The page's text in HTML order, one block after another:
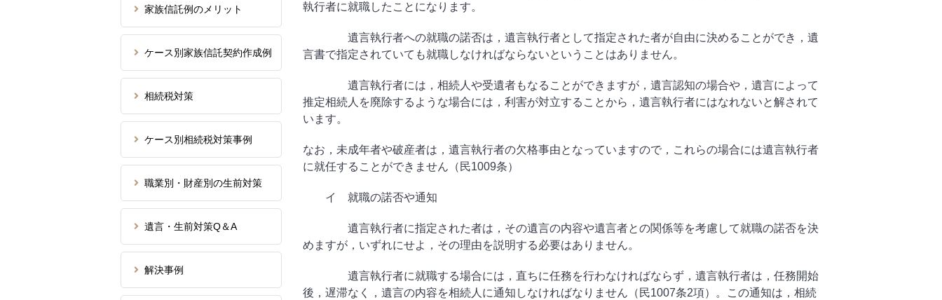
執行者に就職したことになります。
遺言執行者への就職の諾否は，遺言執行者として指定された者が自由に決めることができ，遺
言書で指定されていても就職しなければならないということはありません。
遺言執行者には，相続人や受遺者もなることができますが，遺言認知の場合や，遺言によって
推定相続人を廃除するような場合には，利害が対立することから，遺言執行者にはなれないと解されて
います。
なお，未成年者や破産者は，遺言執行者の欠格事由となっていますので，これらの場合には遺言執行者
に就任することができません（民1009条）
イ 就職の諾否や通知
遺言執行者に指定された者は，その遺言の内容や遺言者との関係等を考慮して就職の諾否を決
めますが，いずれにせよ，その理由を説明する必要はありません。
遺言執行者に就職する場合には，直ちに任務を行わなければならず，遺言執行者は，任務開始
後，遅滞なく，遺言の内容を相続人に通知しなければなりません（民1007条2項）。この通知は，相続
家族信託例のメリット
ケース別家族信託契約作成例
相続税対策
ケース別相続税対策事例
職業別・財産別の生前対策
遺言・生前対策Q＆A
解決事例